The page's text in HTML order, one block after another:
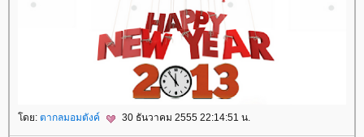
ดย: ตากลมอมตังค์ 30 ธันวาคม 2555 22:14:51 น.